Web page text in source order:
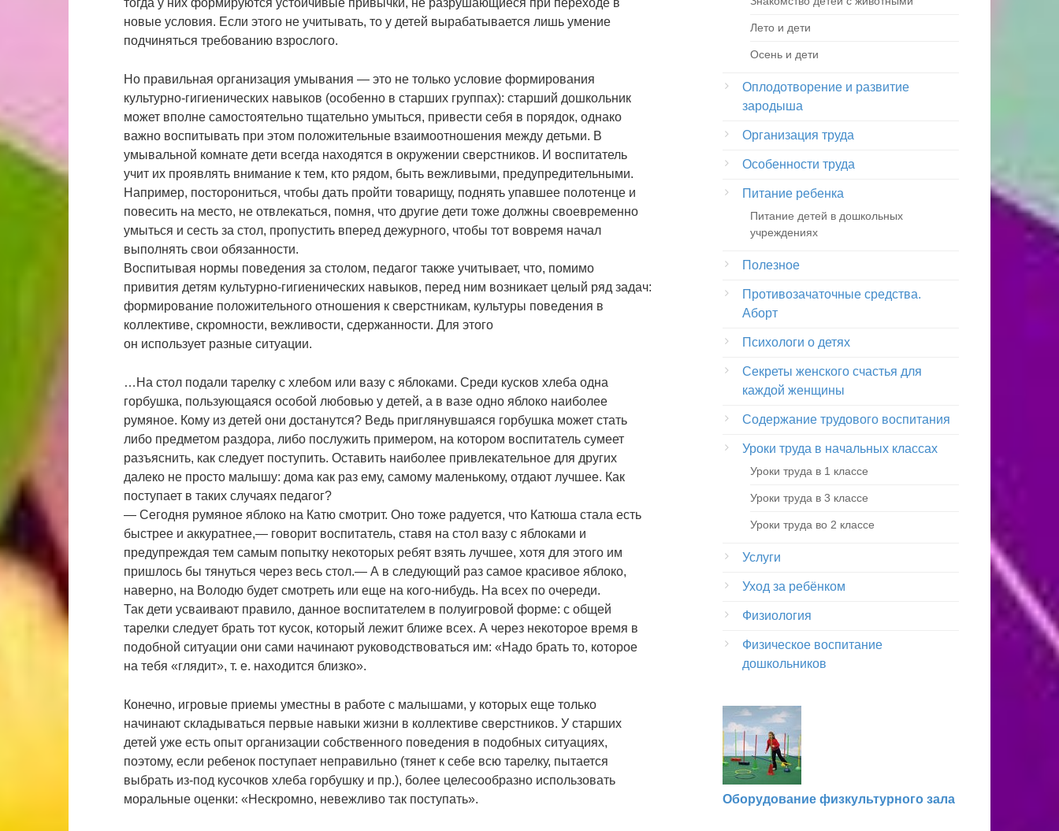
тогда у них формируются устойчивые привычки, не разрушающиеся при переходе в
новые условия. Если этого не учитывать, то у детей вырабатывается лишь умение
подчиняться требованию взрослого.
Но правильная организация умывания — это не только условие формирования
культурно-гигиенических навыков (особенно в старших группах): старший дошкольник
может вполне самостоятельно тщательно умыться, привести себя в порядок, однако
важно воспитывать при этом положительные взаимоотношения между детьми. В
умывальной комнате дети всегда находятся в окружении сверстников. И воспитатель
учит их проявлять внимание к тем, кто рядом, быть вежливыми, предупредительными.
Например, посторониться, чтобы дать пройти товарищу, поднять упавшее полотенце и
повесить на место, не отвлекаться, помня, что другие дети тоже должны своевременно
умыться и сесть за стол, пропустить вперед дежурного, чтобы тот вовремя начал
выполнять свои обязанности.
Воспитывая нормы поведения за столом, педагог также учитывает, что, помимо
привития детям культурно-гигиенических навыков, перед ним возникает целый ряд задач:
формирование положительного отношения к сверстникам, культуры поведения в
коллективе, скромности, вежливости, сдержанности. Для этого
он использует разные ситуации.
…На стол подали тарелку с хлебом или вазу с яблоками. Среди кусков хлеба одна
горбушка, пользующаяся особой любовью у детей, а в вазе одно яблоко наиболее
румяное. Кому из детей они достанутся? Ведь приглянувшаяся горбушка может стать
либо предметом раздора, либо послужить примером, на котором воспитатель сумеет
разъяснить, как следует поступить. Оставить наиболее привлекательное для других
далеко не просто малышу: дома как раз ему, самому маленькому, отдают лучшее. Как
поступает в таких случаях педагог?
— Сегодня румяное яблоко на Катю смотрит. Оно тоже радуется, что Катюша стала есть
быстрее и аккуратнее,— говорит воспитатель, ставя на стол вазу с яблоками и
предупреждая тем самым попытку некоторых ребят взять лучшее, хотя для этого им
пришлось бы тянуться через весь стол.— А в следующий раз самое красивое яблоко,
наверно, на Володю будет смотреть или еще на кого-нибудь. На всех по очереди.
Так дети усваивают правило, данное воспитателем в полуигровой форме: с общей
тарелки следует брать тот кусок, который лежит ближе всех. А через некоторое время в
подобной ситуации они сами начинают руководствоваться им: «Надо брать то, которое
на тебя «глядит», т. е. находится близко».
Конечно, игровые приемы уместны в работе с малышами, у которых еще только
начинают складываться первые навыки жизни в коллективе сверстников. У старших
детей уже есть опыт организации собственного поведения в подобных ситуациях,
поэтому, если ребенок поступает неправильно (тянет к себе всю тарелку, пытается
выбрать из-под кусочков хлеба горбушку и пр.), более целесообразно использовать
моральные оценки: «Нескромно, невежливо так поступать».
Лето и дети
Осень и дети
Оплодотворение и развитие
зародыша
Организация труда
Особенности труда
Питание ребенка
Питание детей в дошкольных
учреждениях
Полезное
Противозачаточные средства.
Аборт
Психологи о детях
Секреты женского счастья для
каждой женщины
Содержание трудового воспитания
Уроки труда в начальных классах
Уроки труда в 1 классе
Уроки труда в 3 классе
Уроки труда во 2 классе
Услуги
Уход за ребёнком
Физиология
Физическое воспитание
дошкольников
Оборудование физкультурного зала